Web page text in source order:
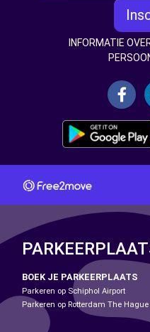
INFORMATIE
BOEK JE PARKEERPLAATS
Parkeren op Schiphol Airport
Parkeren op Rotterdam The Hague